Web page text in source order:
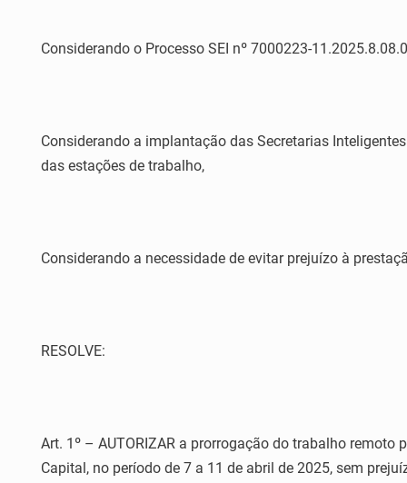
Considerando o Processo SEI nº 7000223-
Considerando a implantação das Secretarias
das estações de trabalho,
Considerando a necessidade de evitar prejuízo à
RESOLVE:
Art. 1º – AUTORIZAR a prorrogação do trabalho remoto
Capital, no período de 7 a 11 de abril de 2025, sem